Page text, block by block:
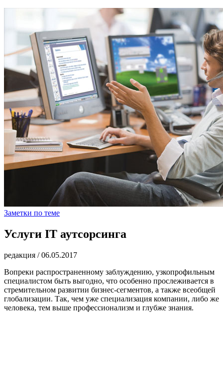
Заметки по теме
Услуги IT аутсорсинга
редакция / 06.05.2017
Вопреки распространенному заблуждению, узкопрофильным
специалистом быть выгодно, что особенно прослеживается в
стремительном развитии бизнес-сегментов, а также всеобщей
глобализации. Так, чем уже специализация компании, либо же
человека, тем выше профессионализм и глубже знания.